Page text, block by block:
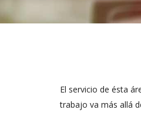
El servicio de ésta
trabajo va más allá